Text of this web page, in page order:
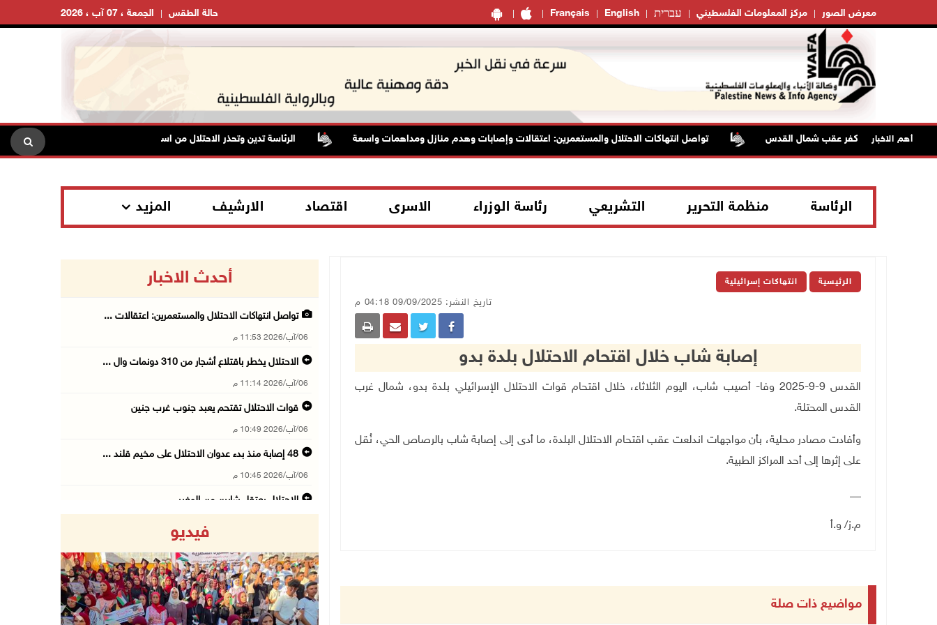
Français English עברית مركز المعلومات الفلسطيني معرض الصور الجمعة ، 07 آب ، 2026 حالة الطقس
أهم الاخبار تواصل انتهاكات الاحتلال والمستعمرين: اعتقالات وإصابات وهدم منازل ومداهمات واسعة الرئاسة تدين وتحذر الاحتلال من استمرار حربه الشاملة على الشعب
الرئاسة منظمة التحرير التشريعي رئاسة الوزراء الاسرى اقتصاد الارشيف المزيد
الرئيسية انتهاكات إسرائيلية
تاريخ النشر: 09/09/2025 04:18 م
إصابة شاب خلال اقتحام الاحتلال بلدة بدو
القدس 9-9-2025 وفا- أصيب شاب، اليوم الثلاثاء، خلال اقتحام قوات الاحتلال الإسرائيلي بلدة بدو، شمال غرب
القدس المحتلة.
وأفادت مصادر محلية، بأن مواجهات اندلعت عقب اقتحام الاحتلال البلدة، ما أدى إلى إصابة شاب بالرصاص الحي، نُقل
على إثرها إلى أحد المراكز الطبية.
__
م.ز/ و.أ
مواضيع ذات صلة
أحدث الاخبار
تواصل انتهاكات الاحتلال والمستعمرين: اعتقالات ...
06/آب/2026 11:53 م
الاحتلال يخطر باقتلاع أشجار من 310 دونمات وال ...
06/آب/2026 11:14 م
قوات الاحتلال تقتحم يعبد جنوب غرب جنين
06/آب/2026 10:49 م
48 إصابة منذ بدء عدوان الاحتلال على مخيم قلند ...
06/آب/2026 10:45 م
الاحتلال يعتقل شابين من المغير
06/آب/2026 10:01 م
رئيس بلدية الخليل يطلع وفدا أميركيا على تطورا ...
06/آب/2026 09:59 م
فيديو
Previous Next